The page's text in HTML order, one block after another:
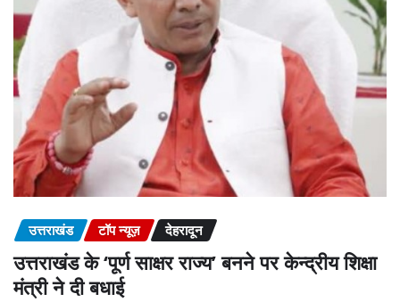
उत्तराखंड टॉप न्यूज़ देहरादून
उत्तराखंड के ‘पूर्ण साक्षर राज्य’ बनने पर केन्द्रीय शिक्षा
मंत्री ने दी बधाई